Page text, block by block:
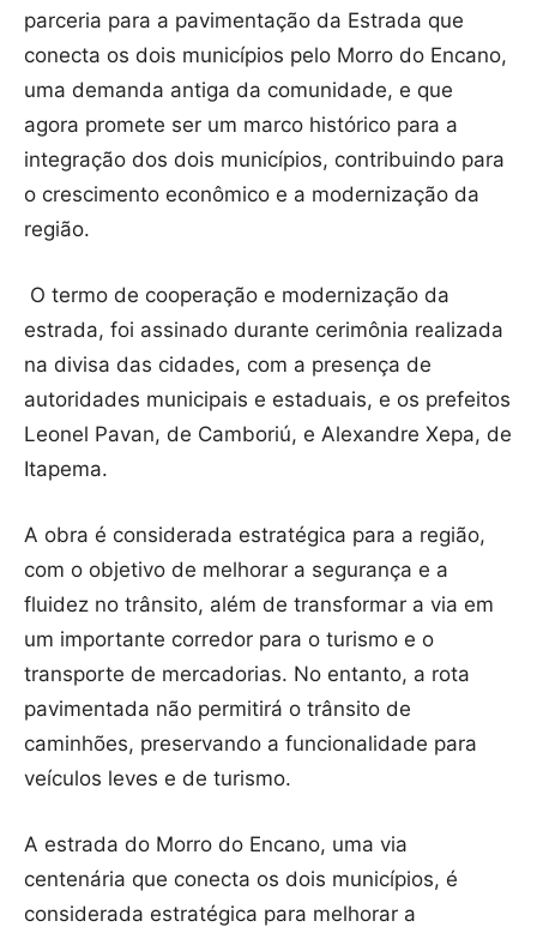
parceria para a pavimentação da Estrada que
conecta os dois municípios pelo Morro do Encano,
uma demanda antiga da comunidade, e que
agora promete ser um marco histórico para a
integração dos dois municípios, contribuindo para
o crescimento econômico e a modernização da
região.
O termo de cooperação e modernização da
estrada, foi assinado durante cerimônia realizada
na divisa das cidades, com a presença de
autoridades municipais e estaduais, e os prefeitos
Leonel Pavan, de Camboriú, e Alexandre Xepa, de
Itapema.
A obra é considerada estratégica para a região,
com o objetivo de melhorar a segurança e a
fluidez no trânsito, além de transformar a via em
um importante corredor para o turismo e o
transporte de mercadorias. No entanto, a rota
pavimentada não permitirá o trânsito de
caminhões, preservando a funcionalidade para
veículos leves e de turismo.
A estrada do Morro do Encano, uma via
centenária que conecta os dois municípios, é
considerada estratégica para melhorar a